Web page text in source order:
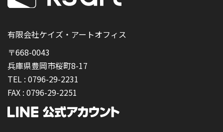
有限会社ケイズ・アートオフィス
〒668-0043
兵庫県豊岡市桜町8-17
TEL : 0796-29-2231
FAX : 0796-29-2251